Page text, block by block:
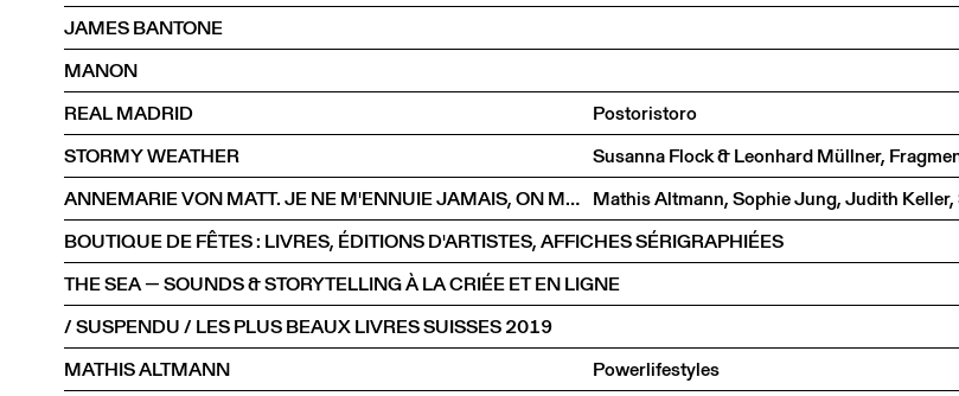
JAMES BANTONE
MANON
REAL MADRID
Postoristoro
STORMY WEATHER
ANNEMARIE VON MATT. JE NE M'ENNUIE JAMAIS, ON M'ENNUIE
BOUTIQUE DE FÊTES : LIVRES, ÉDITIONS D'ARTISTES, AFFICHES SÉRIGRAPHIÉES
THE SEA — SOUNDS & STORYTELLING À LA CRIÉE ET EN LIGNE
/ SUSPENDU / LES PLUS BEAUX LIVRES SUISSES 2019
MATHIS ALTMANN
Powerlifestyles